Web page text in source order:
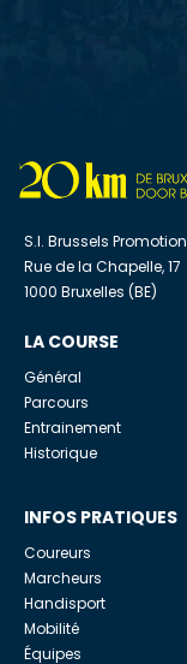
S.I. Brussels Promotion
Rue de la Chapelle, 17
1000 Bruxelles (BE)
LA COURSE
Général
Parcours
Entrainement
Historique
INFOS PRATIQUES
Coureurs
Marcheurs
Handisport
Mobilité
Équipes